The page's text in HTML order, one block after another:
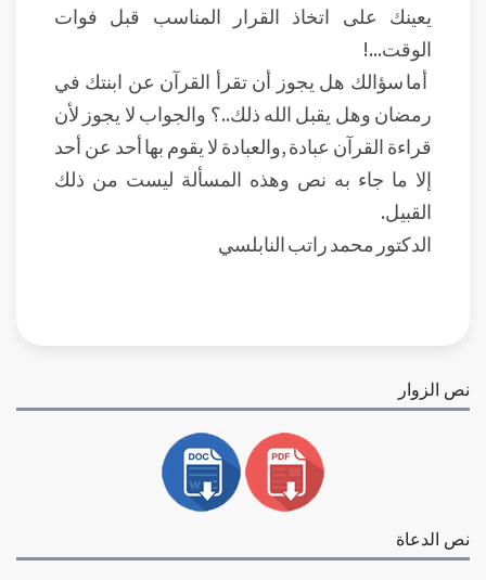
يعينك على اتخاذ القرار المناسب قبل فوات
الوقت...!
أما سؤالك هل يجوز أن تقرأ القرآن عن ابنتك في
رمضان وهل يقبل الله ذلك..؟ والجواب لا يجوز لأن
قراءة القرآن عبادة ,والعبادة لا يقوم بها أحد عن أحد
إلا ما جاء به نص وهذه المسألة ليست من ذلك
القبيل.
الدكتور محمد راتب النابلسي
نص الزوار
نص الدعاة